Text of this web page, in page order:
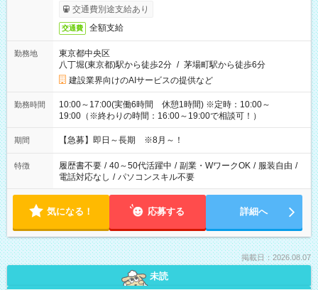
交通費別途支給あり
交通費 全額支給
勤務地
東京都中央区
八丁堀(東京都)駅から徒歩2分 / 茅場町駅から徒歩6分
建設業界向けのAIサービスの提供など
勤務時間
10:00～17:00(実働6時間 休憩1時間) ※定時：10:00～
19:00（※終わりの時間：16:00～19:00で相談可！）
期間 【急募】即日～長期 ※8月～！
特徴 履歴書不要 / 40～50代活躍中 / 副業・WワークOK / 服装自由 /
電話対応なし / パソコンスキル不要
気になる！ 応募する 詳細へ
掲載日：2026.08.07
未読